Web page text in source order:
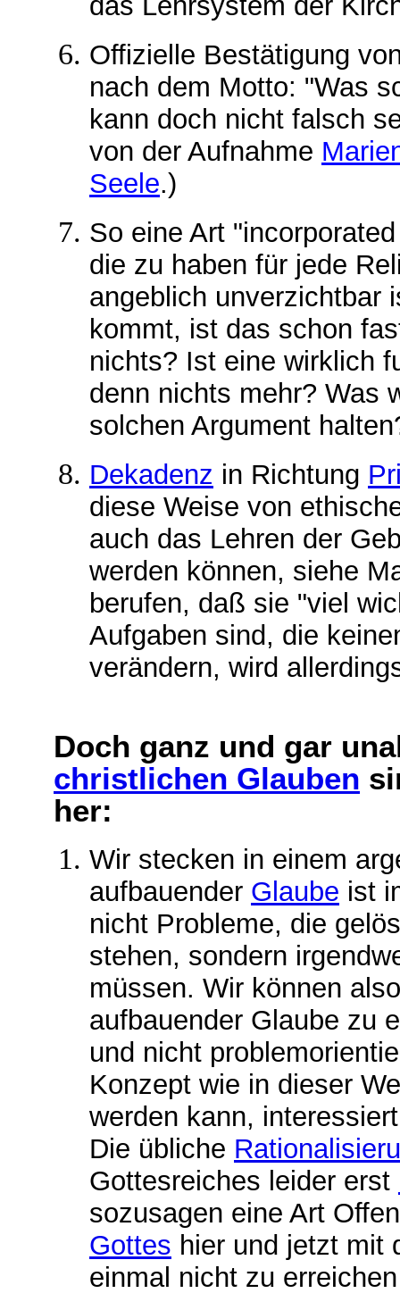
Offizielle Bestätigung
nach dem Motto: "Was
kann doch nicht falsch
von der Aufnahme
Seele.)
So eine Art
die zu haben für jede
angeblich unverzichtbar
kommt, ist das schon
nichts? Ist eine wirklich
denn nichts mehr? Was
solchen Argument
Dekadenz in Richtung
diese Weise von
auch das Lehren der
werden können, siehe
berufen, daß sie "viel
Aufgaben sind, die
verändern, wird
Doch ganz und gar
christlichen Glauben
her:
Wir stecken in einem
aufbauender Glaube ist
nicht Probleme, die
stehen, sondern
müssen. Wir können
aufbauender Glaube zu
und nicht
Konzept wie in dieser
werden kann,
Die übliche
Gottesreiches leider erst
sozusagen eine Art
Gottes hier und jetzt mit
einmal nicht zu